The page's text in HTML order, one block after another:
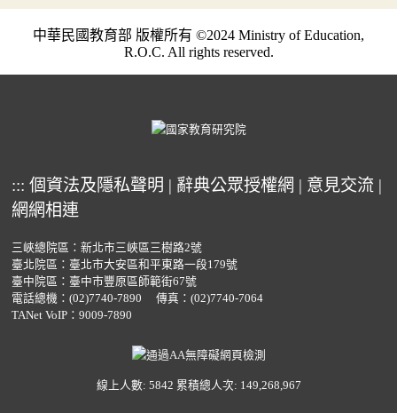
中華民國教育部 版權所有 ©2024 Ministry of Education,
R.O.C. All rights reserved.
::: 個資法及隱私聲明 | 辭典公眾授權網 | 意見交流 |
網網相連
三峽總院區：新北市三峽區三樹路2號
臺北院區：臺北市大安區和平東路一段179號
臺中院區：臺中市豐原區師範街67號
電話總機： (02)7740-7890
傳真：(02)7740-7064
TANet VoIP：9009-7890
線上人數: 5842 累積總人次: 149,268,967